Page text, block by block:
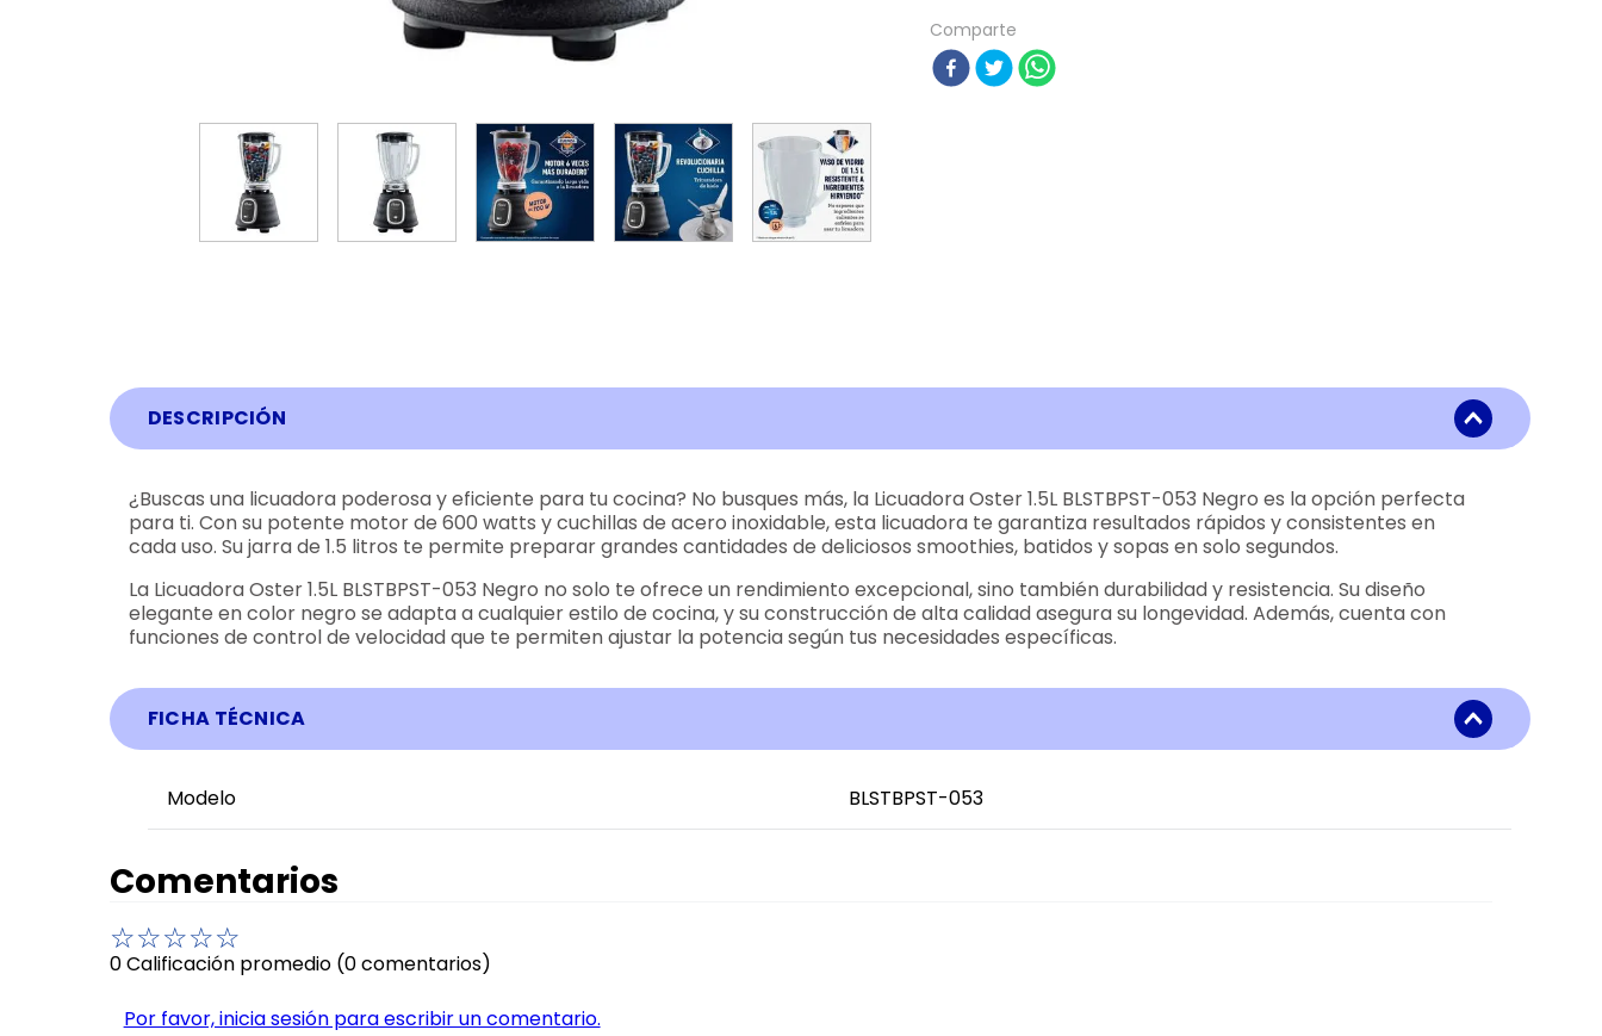
Comparte
DESCRIPCIÓN
¿Buscas una licuadora poderosa y eficiente para tu cocina? No busques más, la Licuadora Oster 1.5L BLSTBPST-053 Negro es la opción perfecta
para ti. Con su potente motor de 600 watts y cuchillas de acero inoxidable, esta licuadora te garantiza resultados rápidos y consistentes en
cada uso. Su jarra de 1.5 litros te permite preparar grandes cantidades de deliciosos smoothies, batidos y sopas en solo segundos.
La Licuadora Oster 1.5L BLSTBPST-053 Negro no solo te ofrece un rendimiento excepcional, sino también durabilidad y resistencia. Su diseño
elegante en color negro se adapta a cualquier estilo de cocina, y su construcción de alta calidad asegura su longevidad. Además, cuenta con
funciones de control de velocidad que te permiten ajustar la potencia según tus necesidades específicas.
FICHA TÉCNICA
Modelo BLSTBPST-053
Comentarios
☆☆☆☆☆
0 Calificación promedio (0 comentarios)
Por favor, inicia sesión para escribir un comentario.